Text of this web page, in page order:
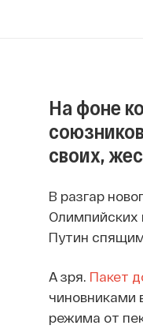
На фоне
своих,
В разгар
Олимпийских
Путин
А зря. Пакет
чиновниками
режима от